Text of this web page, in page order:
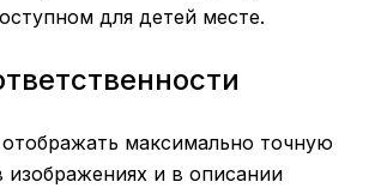
для детей месте.
максимально точную
и в описании